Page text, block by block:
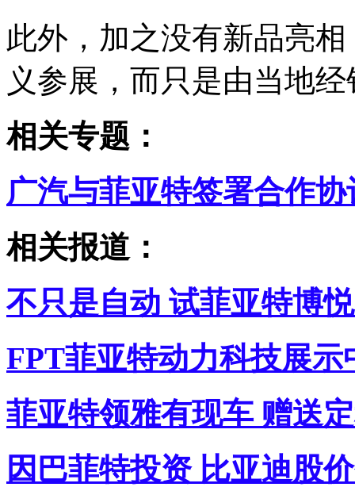
此外，加之没有新品亮
义参展，而只是由当地
相关专题：
广汽与菲亚特签署合作协
相关报道：
不只是自动 试菲亚特博
FPT菲亚特动力科技展
菲亚特领雅有现车 赠送
因巴菲特投资 比亚迪股